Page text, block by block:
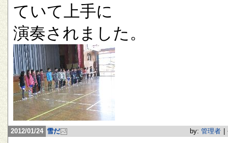
ていて上手に
演奏されました。
2012/01/24 雪だ by: 管理者